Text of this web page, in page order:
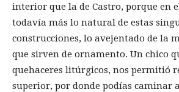
interior que la de Castro, porque en
todavía más lo natural de estas
construcciones, lo avejentado de la
que sirven de ornamento. Un chico
quehaceres litúrgicos, nos permitió
superior, por donde podías caminar